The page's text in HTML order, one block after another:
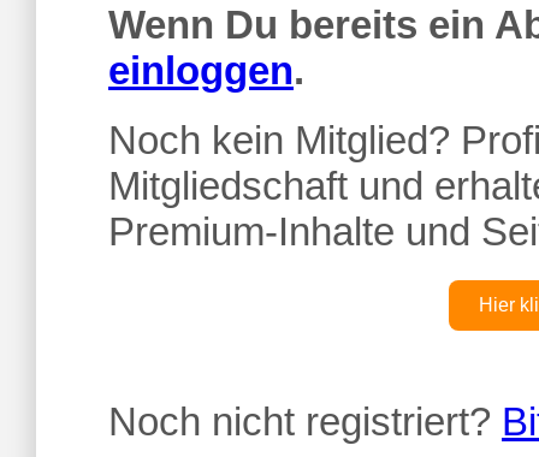
Wenn Du bereits ein
einloggen.
Noch kein Mitglied?
Mitgliedschaft und
Premium-Inhalte und
Hier
Noch nicht registriert?